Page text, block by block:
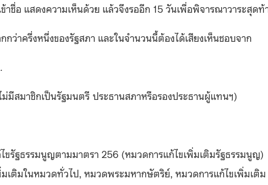
าชื่อ แสดงความเห็นด้วย แล้วจึงรออีก 15 วันเพื่อพิจารณาวาระสุดท้
ว่าครึ่งหนึ่งของรัฐสภา และในจำนวนนี้ต้องได้เสียงเห็นชอบจาก
มีสมาชิกเป็นรัฐมนตรี ประธานสภาหรือรองประธานผู้แทนฯ)
ขรัฐธรรมนูญตามมาตรา 256 (หมวดการแก้ไขเพิ่มเติมรัฐธรรมนูญ)
มเติมในหมวดทั่วไป, หมวดพระมหากษัตริย์, หมวดการแก้ไขเพิ่มเติม